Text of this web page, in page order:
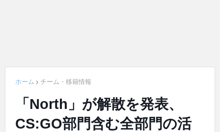
ホーム チーム・移籍情報
「North」が解散を発表、
CS:GO部門含む全部門の活